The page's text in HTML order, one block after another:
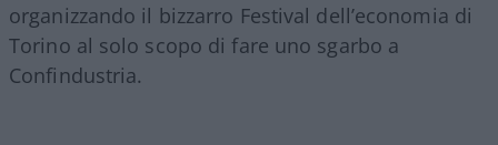
organizzando il bizzarro Festival dell’economia di
Torino al solo scopo di fare uno sgarbo a
Confindustria.